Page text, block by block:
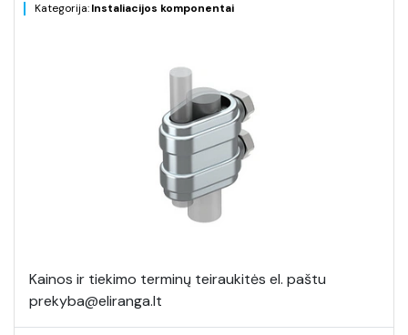
Kategorija:Instaliacijos komponentai
Kainos ir tiekimo terminų teiraukitės el. paštu
prekyba@eliranga.lt